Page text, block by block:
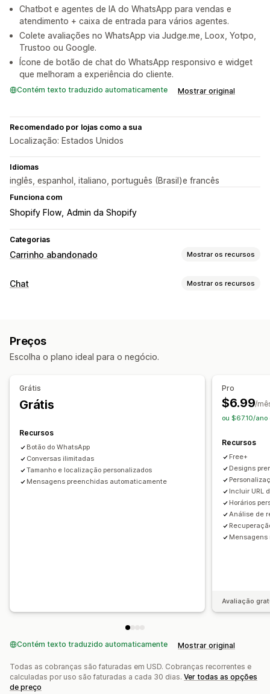
Chatbot e agentes de IA do WhatsApp para vendas e
atendimento + caixa de entrada para vários agentes.
Colete avaliações no WhatsApp via Judge.me, Loox, Yotpo,
Trustoo ou Google.
Ícone de botão de chat do WhatsApp responsivo e widget
que melhoram a experiência do cliente.
Contém texto traduzido automaticamente Mostrar original
Recomendado por lojas como a sua
Localização: Estados Unidos
Idiomas
inglês, espanhol, italiano, português (Brasil)e francês
Funciona com
Shopify Flow Admin da Shopify
Categorias
Carrinho abandonado Mostrar os recursos
Recuperação de carrinho
Ofertas de desconto
Acompanhamento de conversões
Opções de exibição
Widgets personalizáveis
Regras de segmentação
Chat Mostrar os recursos
Respostas automatizadas
Recuperação de carrinho
Verificação de pagamento em dinheiro na entrega
Recomendações de produtos
Solicitações de avaliação
Atualizações de pedidos
Personalização
Cor e fonte Emojis e adesivos Janela de chat
Preços
Escolha o plano ideal para o negócio.
Grátis
Grátis
Recursos
Botão do WhatsApp
Conversas ilimitadas
Tamanho e localização personalizados
Mensagens preenchidas automaticamente
Pro
$6.99/
ou $67.10/
Recursos
Free+
Designs
Incluir URL
Horários
Análise de
Mensagens
Avaliação
Contém texto traduzido automaticamente Mostrar original
Todas as cobranças são faturadas em USD. Cobranças recorrentes e
calculadas por uso são faturadas a cada 30 dias. Ver todas as opções
de preço